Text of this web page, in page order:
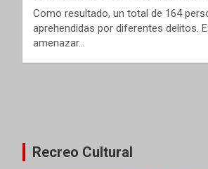
Como resultado, un total de 164
aprehendidas por diferentes delitos.
amenazar…
entradas
Recreo Cultural